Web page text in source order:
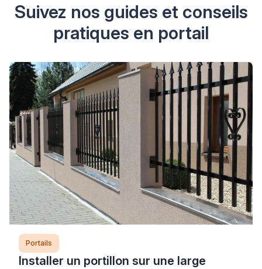
Suivez nos guides et conseils
pratiques en portail
Portails
Installer un portillon sur une large